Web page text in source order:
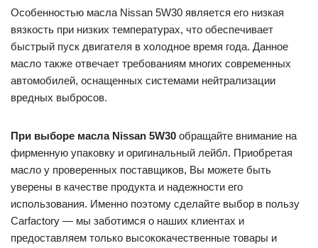
Особенностью масла Nissan 5W30 является его низкая
вязкость при низких температурах, что обеспечивает
быстрый пуск двигателя в холодное время года. Данное
масло также отвечает требованиям многих современных
автомобилей, оснащенных системами нейтрализации
вредных выбросов.
При выборе масла Nissan 5W30 обращайте внимание на
фирменную упаковку и оригинальный лейбл. Приобретая
масло у проверенных поставщиков, Вы можете быть
уверены в качестве продукта и надежности его
использования. Именно поэтому сделайте выбор в пользу
Carfactory — мы заботимся о наших клиентах и
предоставляем только высококачественные товары и